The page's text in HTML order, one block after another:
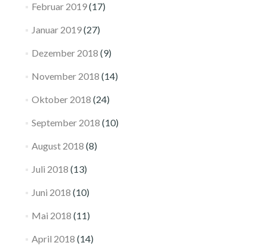
Februar 2019(17)
Januar 2019(27)
Dezember 2018 (9)
November 2018 (14)
Oktober 2018 (24)
September 2018 (10)
August 2018 (8)
Juli 2018 (13)
Juni 2018 (10)
Mai 2018 (11)
April 2018 (14)